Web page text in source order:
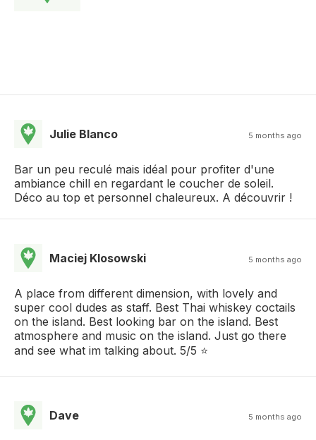
Julie Blanco 5 months ago
Bar un peu reculé mais idéal pour profiter d'une
ambiance chill en regardant le coucher de soleil.
Déco au top et personnel chaleureux. A découvrir !
Maciej Klosowski 5 months ago
A place from different dimension, with lovely and
super cool dudes as staff. Best Thai whiskey coctails
on the island. Best looking bar on the island. Best
atmosphere and music on the island. Just go there
and see what im talking about. 5/5 ⭐️
Dave 5 months ago